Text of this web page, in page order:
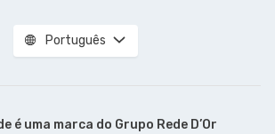
Português
é uma marca do Grupo Rede D’Or